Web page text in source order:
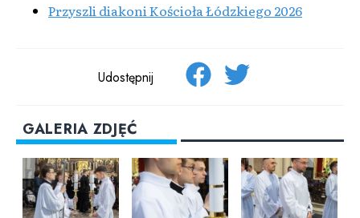
Przyszli diakoni Kościoła Łódzkiego 2026
Udostępnij
GALERIA ZDJĘĆ